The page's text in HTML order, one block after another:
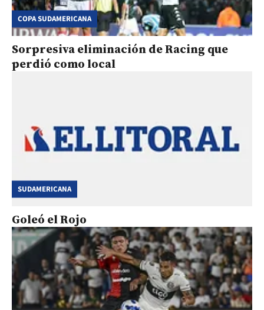
COPA SUDAMERICANA
Sorpresiva eliminación de Racing que
perdió como local
SUDAMERICANA
Goleó el Rojo